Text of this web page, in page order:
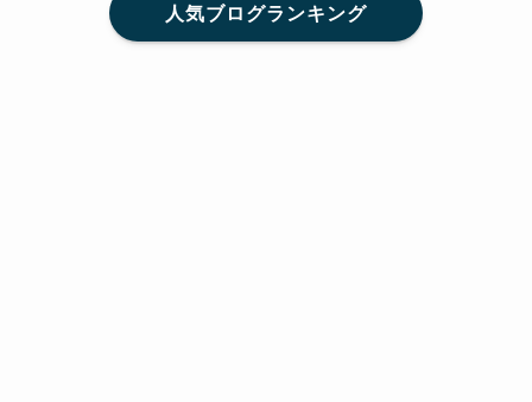
人気ブログランキング